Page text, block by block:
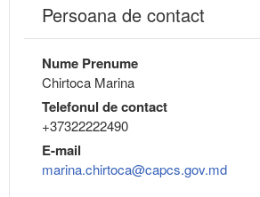
Persoana de contact
Nume Prenume
Chirtoca Marina
Telefonul de contact
+37322222490
E-mail
marina.chirtoca@capcs.gov.md